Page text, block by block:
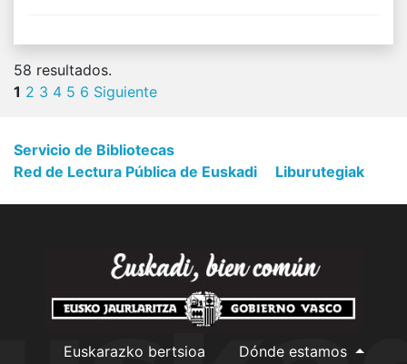
58 resultados.
1 2 3 4 5 6 Siguiente
Servicio de Bibliotecas
Red de Lectura Pública de Euskadi
Liburutegiak
Euskarazko bertsioa Dónde estamos